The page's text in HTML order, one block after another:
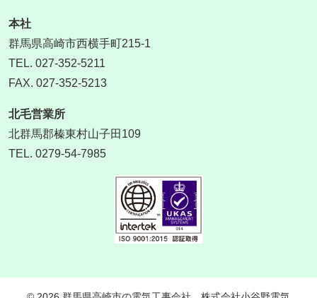
本社
群馬県高崎市西横手町215-1
TEL. 027-352-5211
FAX. 027-352-5213
北毛営業所
北群馬郡榛東村山子田109
TEL. 0279-54-7985